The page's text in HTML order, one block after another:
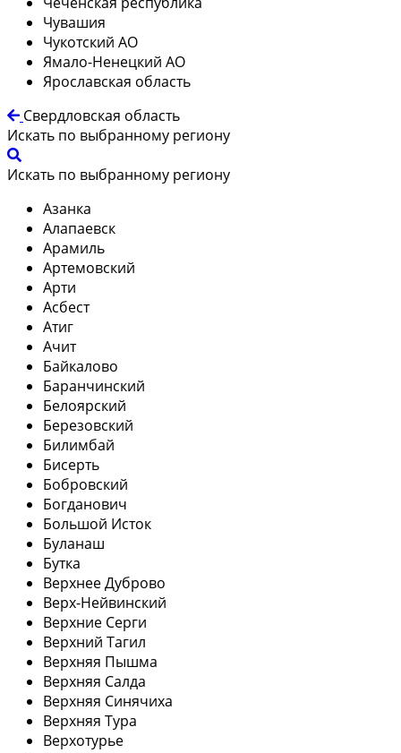
Чувашия
Чукотский АО
Ямало-Ненецкий АО
Ярославская область
Свердловская область
Искать по выбранному региону
Искать по выбранному региону
Азанка
Алапаевск
Арамиль
Артемовский
Арти
Асбест
Атиг
Ачит
Байкалово
Баранчинский
Белоярский
Березовский
Билимбай
Бисерть
Бобровский
Богданович
Большой Исток
Буланаш
Бутка
Верхнее Дуброво
Верх-Нейвинский
Верхние Серги
Верхний Тагил
Верхняя Пышма
Верхняя Салда
Верхняя Синячиха
Верхняя Тура
Верхотурье